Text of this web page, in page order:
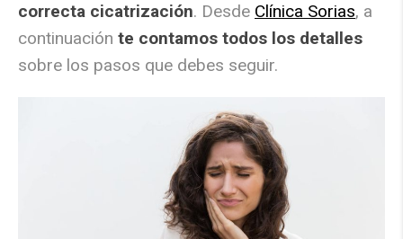
correcta cicatrización. Desde Clínica Sorias, a
continuación te contamos todos los detalles
sobre los pasos que debes seguir.